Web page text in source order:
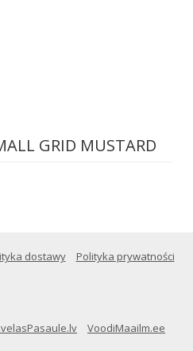
GRID MUSTARD
dostawy Polityka prywatności
VoodiMaailm.ee